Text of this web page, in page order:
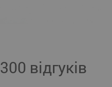
300 відгуків